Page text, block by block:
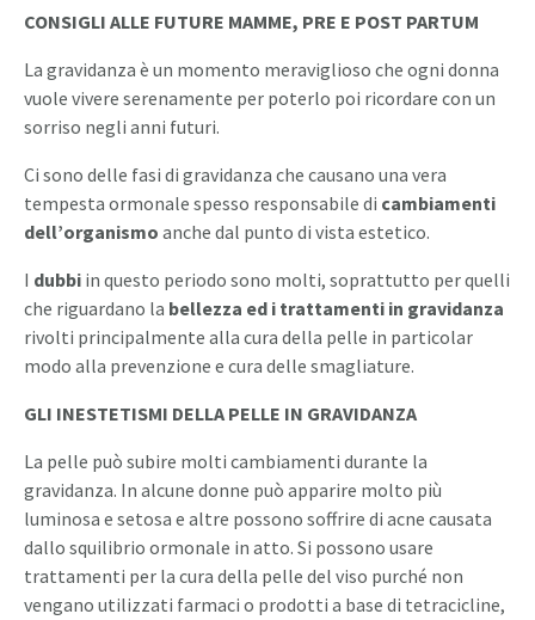
CONSIGLI ALLE FUTURE MAMME, PRE E POST PARTUM
La gravidanza è un momento meraviglioso che ogni donna
vuole vivere serenamente per poterlo poi ricordare con un
sorriso negli anni futuri.
Ci sono delle fasi di gravidanza che causano una vera
tempesta ormonale spesso responsabile di cambiamenti
dell’organismo anche dal punto di vista estetico.
I dubbi in questo periodo sono molti, soprattutto per quelli
che riguardano la bellezza ed i trattamenti in gravidanza
rivolti principalmente alla cura della pelle in particolar
modo alla prevenzione e cura delle smagliature.
GLI INESTETISMI DELLA PELLE IN GRAVIDANZA
La pelle può subire molti cambiamenti durante la
gravidanza. In alcune donne può apparire molto più
luminosa e setosa e altre possono soffrire di acne causata
dallo squilibrio ormonale in atto. Si possono usare
trattamenti per la cura della pelle del viso purché non
vengano utilizzati farmaci o prodotti a base di tetracicline,